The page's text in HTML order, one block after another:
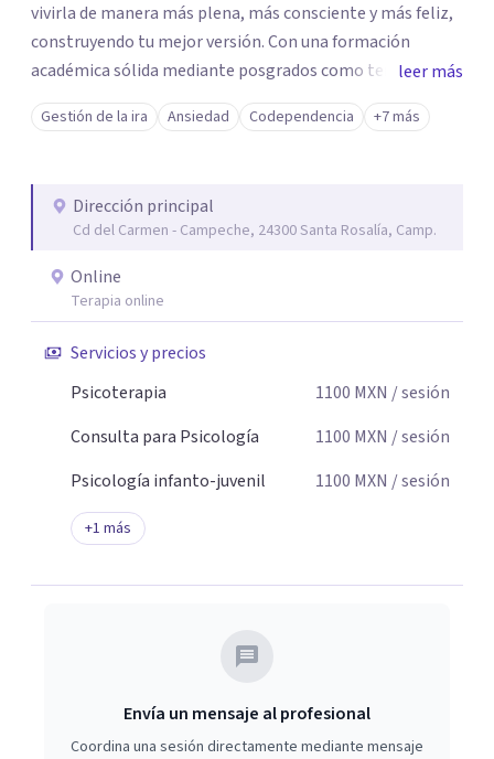
vivirla de manera más plena, más consciente y más feliz,
construyendo tu mejor versión. Con una formación
académica sólida mediante posgrados como terapeuta
breve, familiar e infantil, así como con respaldo
profesional y experiencia clínica de más de 26 años y
auténtica y comunicación clara y directa para darte
seguridad emocional y una dirección firme de tu proceso
de cambio.
leer más
Gestión de la ira Ansiedad Codependencia +7 más
Dirección principal
Cd del Carmen - Campeche, 24300 Santa Rosalía, Camp.
Online
Terapia online
Servicios y precios
Psicoterapia
1100 MXN / sesión
Consulta para Psicología
1100 MXN / sesión
Psicología infanto-juvenil
1100 MXN / sesión
+1 más
Envía un mensaje al profesional
Coordina una sesión directamente mediante mensaje